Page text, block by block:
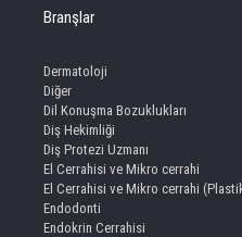
Branşlar
Dermatoloji
Diğer
Dil Konuşma Bozuklukları
Diş Hekimliği
Diş Protezi Uzmanı
El Cerrahisi ve Mikro cerrahi
El Cerrahisi ve Mikro cerrahi
Endodonti
Endokrin Cerrahisi